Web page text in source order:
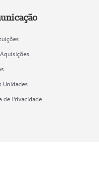
Unidades
de Privacidade